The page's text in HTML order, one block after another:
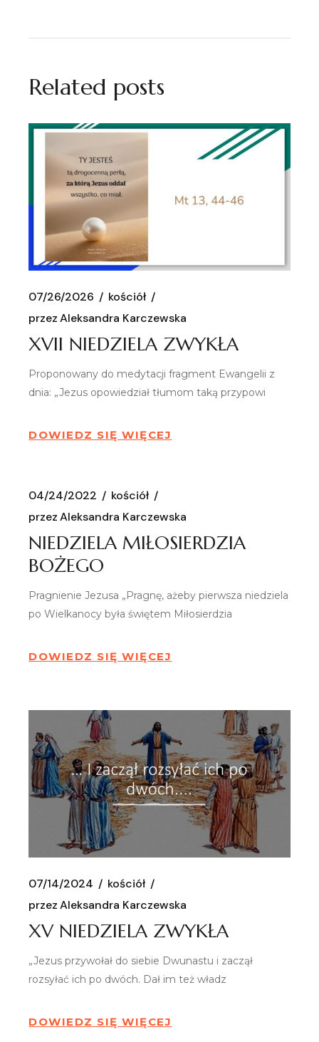
Related posts
07/26/2026
kościół
przez Aleksandra Karczewska
XVII NIEDZIELA ZWYKŁA
Proponowany do medytacji fragment Ewangelii z
dnia: „Jezus opowiedział tłumom taką przypowi
DOWIEDZ SIĘ WIĘCEJ
04/24/2022
kościół
przez Aleksandra Karczewska
NIEDZIELA MIŁOSIERDZIA
BOŻEGO
Pragnienie Jezusa „Pragnę, ażeby pierwsza niedziela
po Wielkanocy była świętem Miłosierdzia
DOWIEDZ SIĘ WIĘCEJ
07/14/2024
kościół
przez Aleksandra Karczewska
XV NIEDZIELA ZWYKŁA
„Jezus przywołał do siebie Dwunastu i zaczął
rozsyłać ich po dwóch. Dał im też władz
DOWIEDZ SIĘ WIĘCEJ